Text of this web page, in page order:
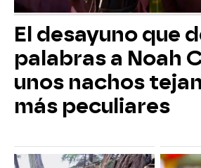
El desayuno que
palabras a Noah
unos nachos
más peculiares